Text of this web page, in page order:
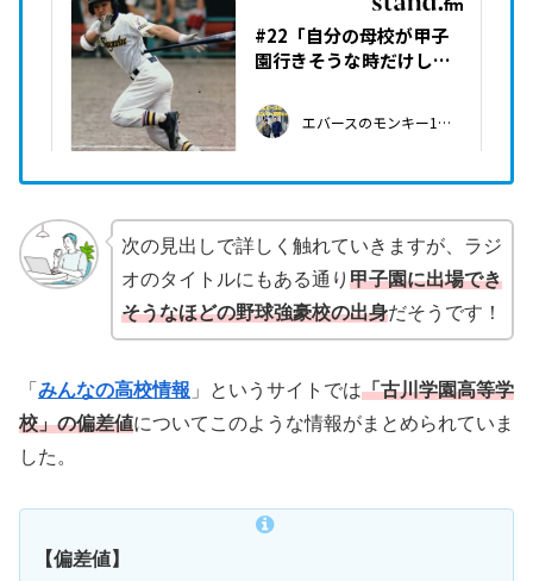
次の見出しで詳しく触れていきますが、ラジ
オのタイトルにもある通り 甲子園に出場でき
そうなほどの野球強豪校の出身だそうです！
「 みんなの高校情報 」というサイトでは「古川学園高等学
校」の偏差値についてこのような情報がまとめられていま
した。
【偏差値】